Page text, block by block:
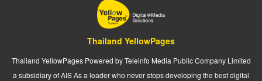
Thailand YellowPages
Thailand YellowPages Powered by Teleinfo Media Public Company Limited
a subsidiary of AIS As a leader who never stops developing the best digital